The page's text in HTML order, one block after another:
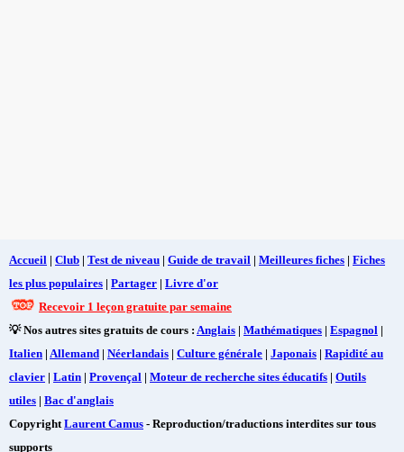
Accueil | Club | Test de niveau | Guide de travail | Meilleures fiches | Fiches
les plus populaires | Partager | Livre d'or
Recevoir 1 leçon gratuite par semaine
💡 Nos autres sites gratuits de cours : Anglais | Mathématiques | Espagnol |
Italien | Allemand | Néerlandais | Culture générale | Japonais | Rapidité au
clavier | Latin | Provençal | Moteur de recherche sites éducatifs | Outils
utiles | Bac d'anglais
CopyrightLaurent Camus - Reproduction/traductions interdites sur tous
supports